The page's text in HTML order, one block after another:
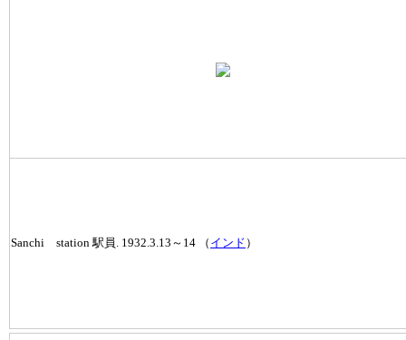
Sanchi station 駅員. 1932.3.13～14 （ インド ）